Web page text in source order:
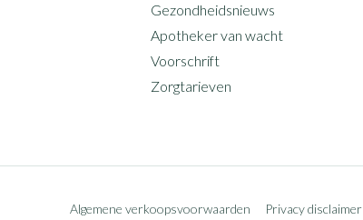
Gezondheidsnieuws
Apotheker van wacht
Voorschrift
Zorgtarieven
Algemene verkoopsvoorwaarden Privacy disclaimer